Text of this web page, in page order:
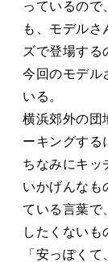
っているので
も、モデルさ
ズで登場する
今回のモデル
いる。
横浜郊外の団
ーキングする
ちなみにキッ
いかげんなも
ている言葉で
したくないも
「安っぽく